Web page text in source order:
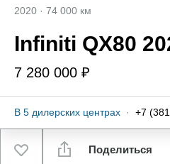
2020 · 74 000 км
Infiniti QX80
7 280 000 ₽
В 5 дилерских центрах · +7
Поделиться